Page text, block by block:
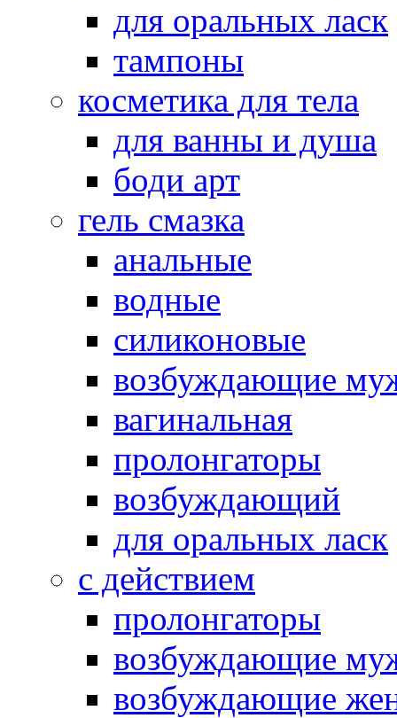
для оральных ласк
тампоны
косметика для тела
для ванны и душа
боди арт
гель смазка
анальные
водные
силиконовые
возбуждающие
вагинальная
пролонгаторы
возбуждающий
для оральных ласк
с действием
пролонгаторы
возбуждающие
возбуждающие